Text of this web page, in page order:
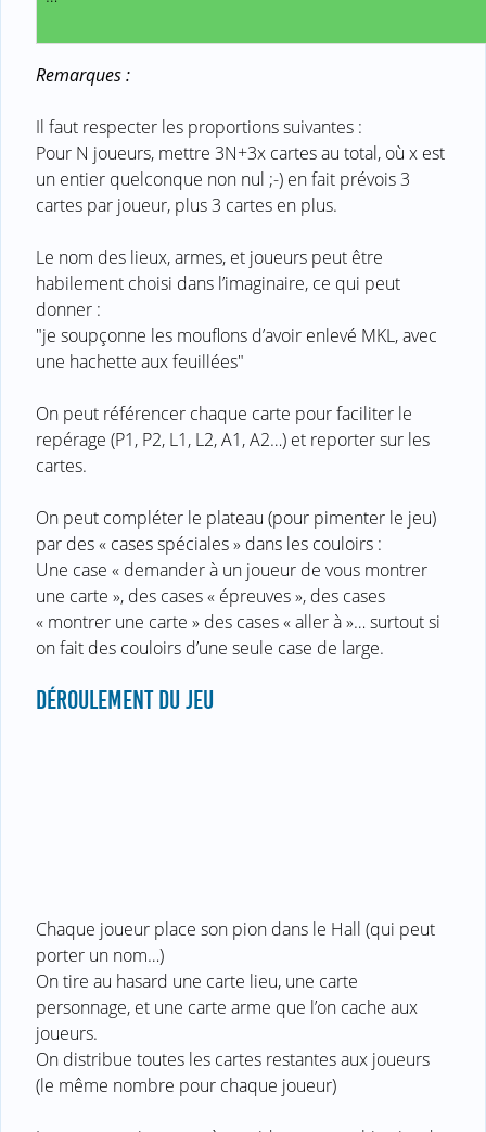
Remarques :
Il faut respecter les proportions suivantes :
Pour N joueurs, mettre 3N+3x cartes au total, où x est
un entier quelconque non nul ;-) en fait prévois 3
cartes par joueur, plus 3 cartes en plus.
Le nom des lieux, armes, et joueurs peut être
habilement choisi dans l’imaginaire, ce qui peut
donner :
"je soupçonne les mouflons d’avoir enlevé MKL, avec
une hachette aux feuillées"
On peut référencer chaque carte pour faciliter le
repérage (P1, P2, L1, L2, A1, A2…) et reporter sur les
cartes.
On peut compléter le plateau (pour pimenter le jeu)
par des « cases spéciales » dans les couloirs :
Une case « demander à un joueur de vous montrer
une carte », des cases « épreuves », des cases
« montrer une carte » des cases « aller à »… surtout si
on fait des couloirs d’une seule case de large.
DÉROULEMENT DU JEU
Chaque joueur place son pion dans le Hall (qui peut
porter un nom…)
On tire au hasard une carte lieu, une carte
personnage, et une carte arme que l’on cache aux
joueurs.
On distribue toutes les cartes restantes aux joueurs
(le même nombre pour chaque joueur)